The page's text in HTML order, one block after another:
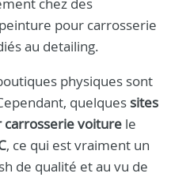
pour carrosserie
au detailing.
physiques sont
quelques sites
carrosserie voiture le
, ce qui est vraiment un
de qualité et au vu de